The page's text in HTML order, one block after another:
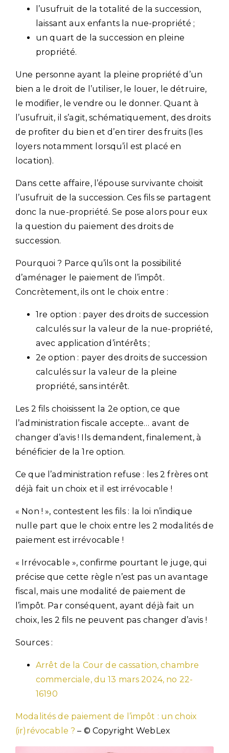
l’usufruit de la totalité de la succession,
laissant aux enfants la nue-propriété ;
un quart de la succession en pleine
propriété.
Une personne ayant la pleine propriété d’un
bien a le droit de l’utiliser, le louer, le détruire,
le modifier, le vendre ou le donner. Quant à
l’usufruit, il s’agit, schématiquement, des droits
de profiter du bien et d’en tirer des fruits (les
loyers notamment lorsqu’il est placé en
location).
Dans cette affaire, l’épouse survivante choisit
l’usufruit de la succession. Ces fils se partagent
donc la nue-propriété. Se pose alors pour eux
la question du paiement des droits de
succession.
Pourquoi ? Parce qu’ils ont la possibilité
d’aménager le paiement de l’impôt.
Concrètement, ils ont le choix entre :
1re option : payer des droits de succession
calculés sur la valeur de la nue-propriété,
avec application d’intérêts ;
2e option : payer des droits de succession
calculés sur la valeur de la pleine
propriété, sans intérêt.
Les 2 fils choisissent la 2e option, ce que
l’administration fiscale accepte… avant de
changer d’avis ! Ils demandent, finalement, à
bénéficier de la 1re option.
Ce que l’administration refuse : les 2 frères ont
déjà fait un choix et il est irrévocable !
« Non ! », contestent les fils : la loi n’indique
nulle part que le choix entre les 2 modalités de
paiement est irrévocable !
« Irrévocable », confirme pourtant le juge, qui
précise que cette règle n’est pas un avantage
fiscal, mais une modalité de paiement de
l’impôt. Par conséquent, ayant déjà fait un
choix, les 2 fils ne peuvent pas changer d’avis !
Sources :
Arrêt de la Cour de cassation, chambre
commerciale, du 13 mars 2024, no 22-
16190
Modalités de paiement de l’impôt : un choix
(ir)révocable ?– © Copyright WebLex